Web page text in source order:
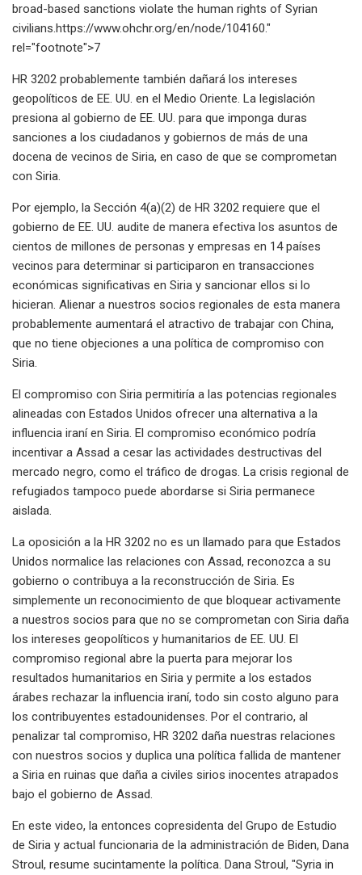
broad-based sanctions violate the human rights of Syrian
civilians.https://www.ohchr.org/en/node/104160."
rel="footnote">7
HR 3202 probablemente también dañará los intereses
geopolíticos de EE. UU. en el Medio Oriente. La legislación
presiona al gobierno de EE. UU. para que imponga duras
sanciones a los ciudadanos y gobiernos de más de una
docena de vecinos de Siria, en caso de que se comprometan
con Siria.
Por ejemplo, la Sección 4(a)(2) de HR 3202 requiere que el
gobierno de EE. UU. audite de manera efectiva los asuntos de
cientos de millones de personas y empresas en 14 países
vecinos para determinar si participaron en transacciones
económicas significativas en Siria y sancionar ellos si lo
hicieran. Alienar a nuestros socios regionales de esta manera
probablemente aumentará el atractivo de trabajar con China,
que no tiene objeciones a una política de compromiso con
Siria.
El compromiso con Siria permitiría a las potencias regionales
alineadas con Estados Unidos ofrecer una alternativa a la
influencia iraní en Siria. El compromiso económico podría
incentivar a Assad a cesar las actividades destructivas del
mercado negro, como el tráfico de drogas. La crisis regional de
refugiados tampoco puede abordarse si Siria permanece
aislada.
La oposición a la HR 3202 no es un llamado para que Estados
Unidos normalice las relaciones con Assad, reconozca a su
gobierno o contribuya a la reconstrucción de Siria. Es
simplemente un reconocimiento de que bloquear activamente
a nuestros socios para que no se comprometan con Siria daña
los intereses geopolíticos y humanitarios de EE. UU. El
compromiso regional abre la puerta para mejorar los
resultados humanitarios en Siria y permite a los estados
árabes rechazar la influencia iraní, todo sin costo alguno para
los contribuyentes estadounidenses. Por el contrario, al
penalizar tal compromiso, HR 3202 daña nuestras relaciones
con nuestros socios y duplica una política fallida de mantener
a Siria en ruinas que daña a civiles sirios inocentes atrapados
bajo el gobierno de Assad.
En este video, la entonces copresidenta del Grupo de Estudio
de Siria y actual funcionaria de la administración de Biden, Dana
Stroul, resume sucintamente la política. Dana Stroul, "Syria in